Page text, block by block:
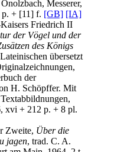
Messerer,
+ [11] f. [GB] [IA]
Friedrich II
der Vögel und der
des Königs
übersetzt
der
H. Schöpffer. Mit
xvi + 212 p. + 8 pl.
Zweite, Über die
jagen, trad. C. A.